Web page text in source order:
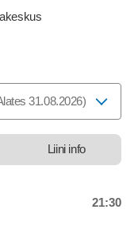
31.08.2026)
Liini info
Departure
21:30